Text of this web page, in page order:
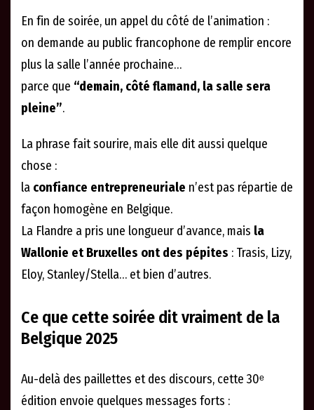
En fin de soirée, un appel du côté de l’animation :
on demande au public francophone de remplir encore
plus la salle l’année prochaine…
parce que “demain, côté flamand, la salle sera
pleine”.
La phrase fait sourire, mais elle dit aussi quelque
chose :
la confiance entrepreneuriale n’est pas répartie de
façon homogène en Belgique.
La Flandre a pris une longueur d’avance, mais la
Wallonie et Bruxelles ont des pépites : Trasis, Lizy,
Eloy, Stanley/Stella… et bien d’autres.
Ce que cette soirée dit vraiment de la
Belgique 2025
Au-delà des paillettes et des discours, cette 30ᵉ
édition envoie quelques messages forts :